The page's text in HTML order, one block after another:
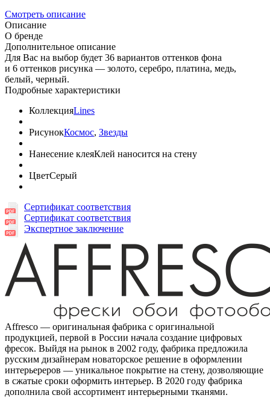
Смотреть описание
Описание
О бренде
Дополнительное описание
Для Вас на выбор будет 36 вариантов оттенков фона
и 6 оттенков рисунка — золото, серебро, платина, медь,
белый, черный.
Подробные характеристики
КоллекцияLines
РисунокКосмос, Звезды
Нанесение клеяКлей наносится на стену
ЦветСерый
Сертификат соответствия
Сертификат соответствия
Экспертное заключение
Affresco — оригинальная фабрика с оригинальной
продукцией, первой в России начала создание цифровых
фресок. Выйдя на рынок в 2002 году, фабрика предложила
русским дизайнерам новаторское решение в оформлении
интерьереров — уникальное покрытие на стену, дозволяющие
в сжатые сроки оформить интерьер. В 2020 году фабрика
дополнила свой ассортимент интерьерными тканями.